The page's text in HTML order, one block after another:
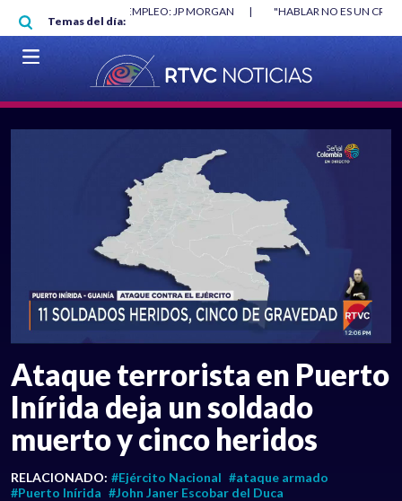
Pasar al contenido principal
Temas del día:
MÍNIMO NO DESTRUYÓ EMPLEO: JP MORGAN |
"HABLAR NO ES UN
MUNDIAL 2026
|
VER EN VIVO
Ataque terrorista en Puerto
Inírida deja un soldado
muerto y cinco heridos
RELACIONADO: #Ejército Nacional #ataque armado
#Puerto Inírida #John Janer Escobar del Duca